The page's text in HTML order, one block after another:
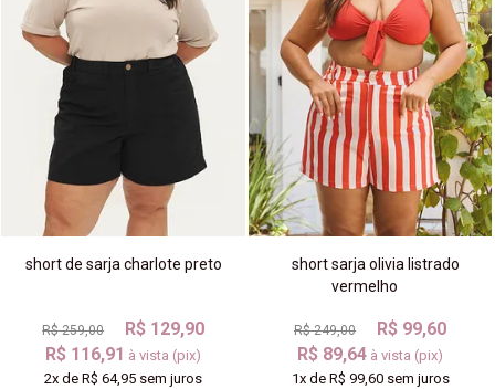
short de sarja charlote preto
R$ 259,00
R$ 129,90
R$ 116,91 à vista (pix)
2x deR$ 64,95 sem juros
short sarja olivia listrado
vermelho
R$ 249,00
R$ 99,60
R$ 89,64 à vista (pix)
1xde R$ 99,60sem juros